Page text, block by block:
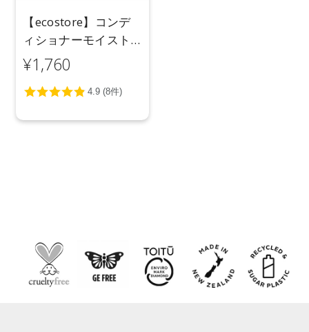
【ecostore】コンデ
ィショナーモイスト
600mL
¥1,760